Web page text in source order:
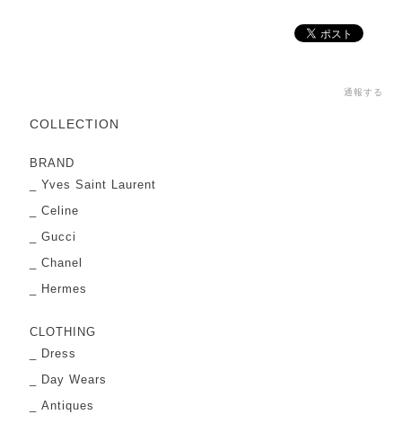
通報する
COLLECTION
BRAND
Yves Saint Laurent
Celine
Gucci
Chanel
Hermes
CLOTHING
Dress
Day Wears
Antiques